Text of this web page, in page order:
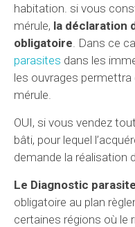
habitation. si vous
mérule, la déclaration
obligatoire . Dans ce
parasites dans les
les ouvrages permettra
mérule.
OUI, si vous vendez
bâti, pour lequel
demande la réalisation
Le Diagnostic
obligatoire au plan
certaines régions où le